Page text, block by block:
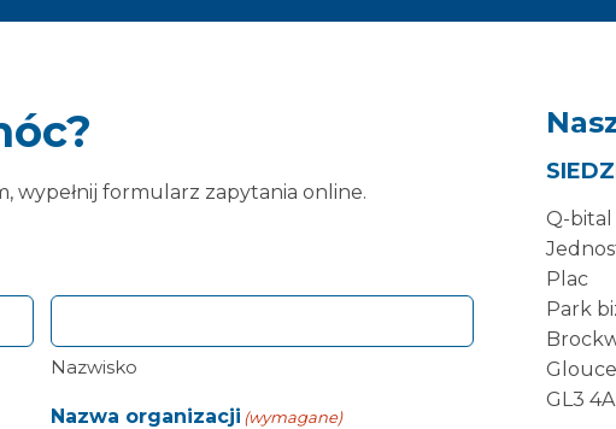
wypełnij formularz zapytania online.
Nazwisko
Nazwa organizacji (wymagane)
Q-bital
Plac
Park
GL3